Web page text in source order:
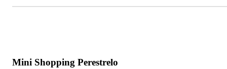
Mini Shopping Perestrelo